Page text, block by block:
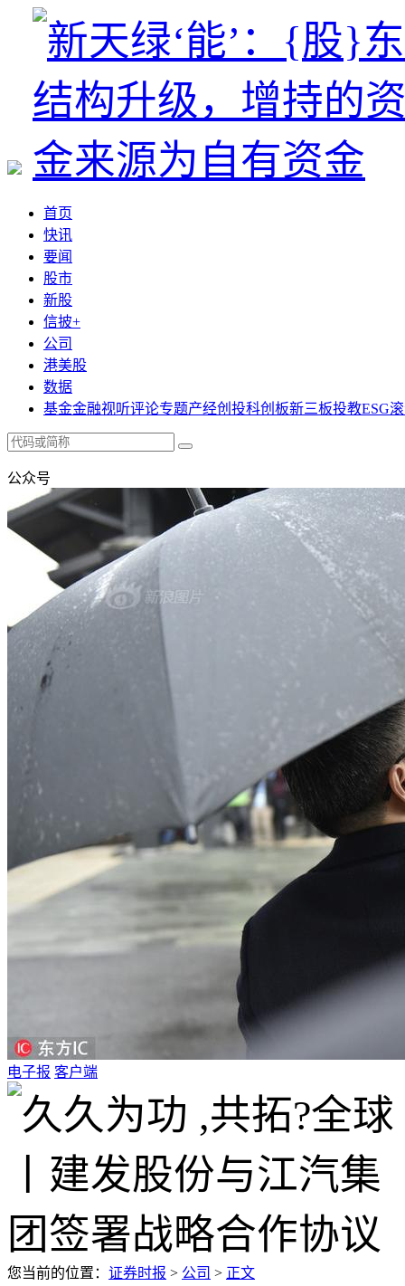
首页
快讯
要闻
股市
新股
信披+
公司
港美股
数据
基金金融视听评论专题产经创投科创板新三板投教ESG
公众号
电子报 客户端
您当前的位置： 证券时报 > 公司 > 正文